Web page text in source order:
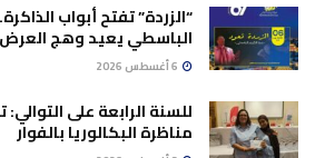
“الزردة” تفتح أبواب
الباسطي يعيد وهج
للسنة الرابعة على
مناظرة البكالوريا بالفوار